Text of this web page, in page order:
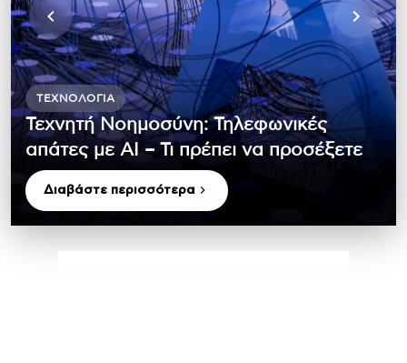
ΤΕΧΝΟΛΟΓΊΑ
Τεχνητή Νοημοσύνη: Τηλεφωνικές
απάτες με ΑΙ – Τι πρέπει να προσέξετε
Διαβάστε περισσότερα